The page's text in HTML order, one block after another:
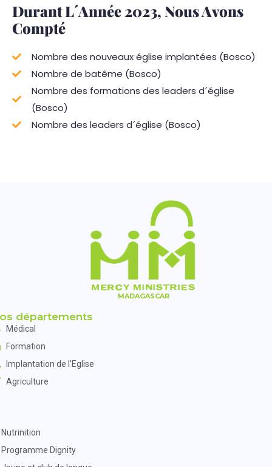
Durant L´année 2023, Nous Avons
Compté
Nombre des nouveaux église implantées (Bosco)
Nombre de batême (Bosco)
Nombre des formations des leaders d´église
(Bosco)
Nombre des leaders d´église (Bosco)
MADAGASCAR
départements
Médical
Formation
Implantation de l'Eglise
Agriculture
Nutrinition
Programme Dignity